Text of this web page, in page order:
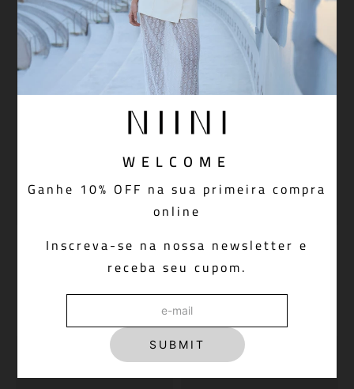
WELCOME
Ganhe 10% OFF na sua primeira compra
online
Inscreva-se na nossa newsletter e
receba seu cupom.
SUBMIT
PULL LINE BROWN
MOLETOM WINE GLASS OFF